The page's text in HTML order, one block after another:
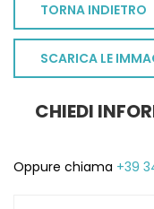
TORNA INDIETRO
SCARICA LE
CHIEDI
Oppure chiama +39